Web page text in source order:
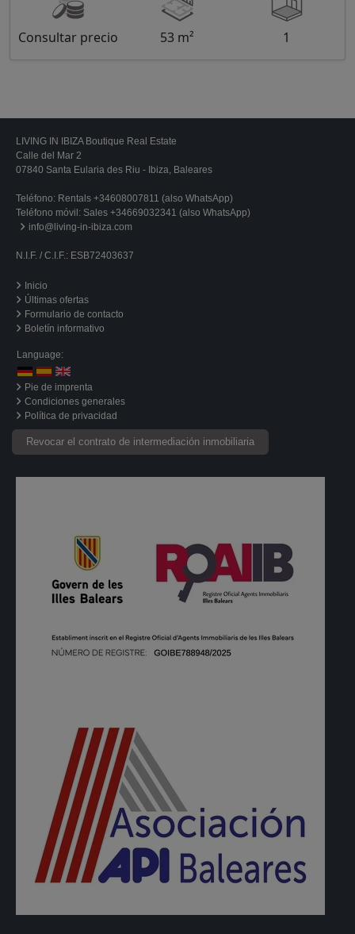
Consultar precio 53 m² 1
LIVING IN IBIZA Boutique Real Estate
Calle del Mar 2
07840 Santa Eularia des Riu - Ibiza, Baleares
Teléfono: Rentals +34608007811 (also WhatsApp)
Teléfono móvil: Sales +34669032341 (also WhatsApp)
info@living-in-ibiza.com
N.I.F. / C.I.F.: ESB72403637
Inicio
Últimas ofertas
Formulario de contacto
Boletín informativo
Language:
Pie de imprenta
Condiciones generales
Política de privacidad
Revocar el contrato de intermediación inmobiliaria